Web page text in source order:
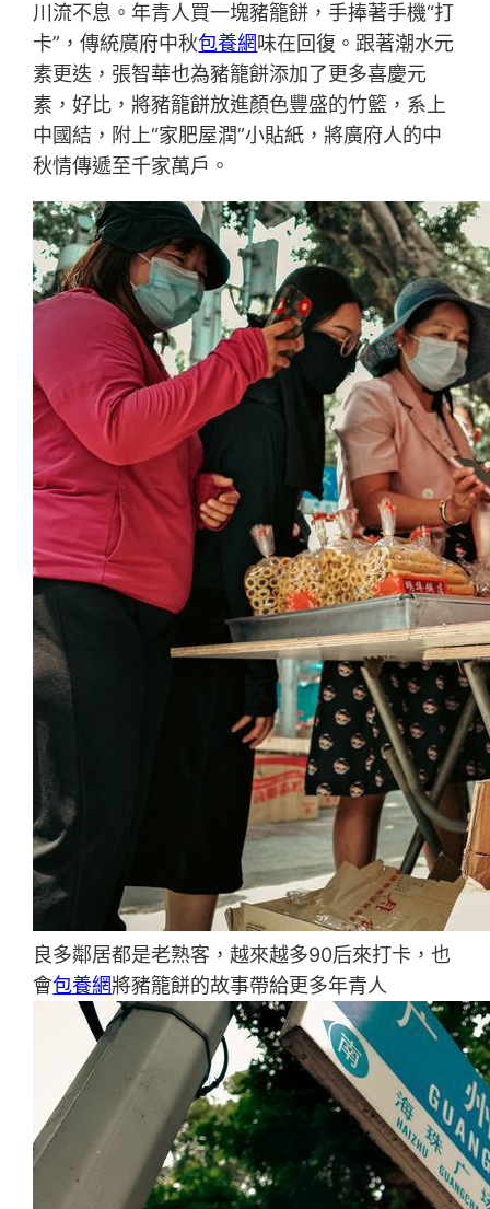
川流不息。年青人買一塊豬籠餅，手捧著手機“打
卡”，傳統廣府中秋包養網味在回復。跟著潮水元
素更迭，張智華也為豬籠餅添加了更多喜慶元
素，好比，將豬籠餅放進顏色豐盛的竹籃，系上
中國結，附上“家肥屋潤”小貼紙，將廣府人的中
秋情傳遞至千家萬戶。
良多鄰居都是老熟客，越來越多90后來打卡，也
會包養網將豬籠餅的故事帶給更多年青人